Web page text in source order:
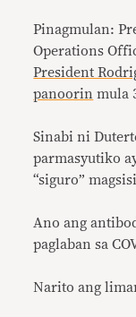
Pinagmulan:
Operations
President
panoorin mula
Sinabi ni
parmasyutiko
“siguro”
Ano ang
paglaban sa
Narito ang